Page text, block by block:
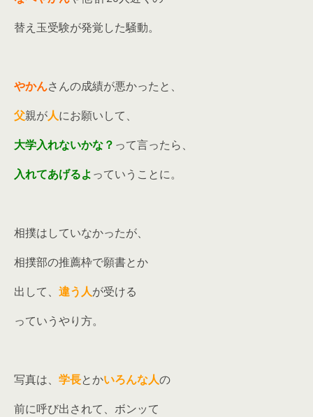
替え玉受験が発覚した騒動。
やかんさんの成績が悪かったと、
父親が人にお願いして、
大学入れないかな？ って言ったら、
入れてあげるよっていうことに。
相撲はしていなかったが、
相撲部の推薦枠で願書とか
出して、 違う人が受ける
っていうやり方。
写真は、 学長とかいろんな人の
前に呼び出されて、ボンッて